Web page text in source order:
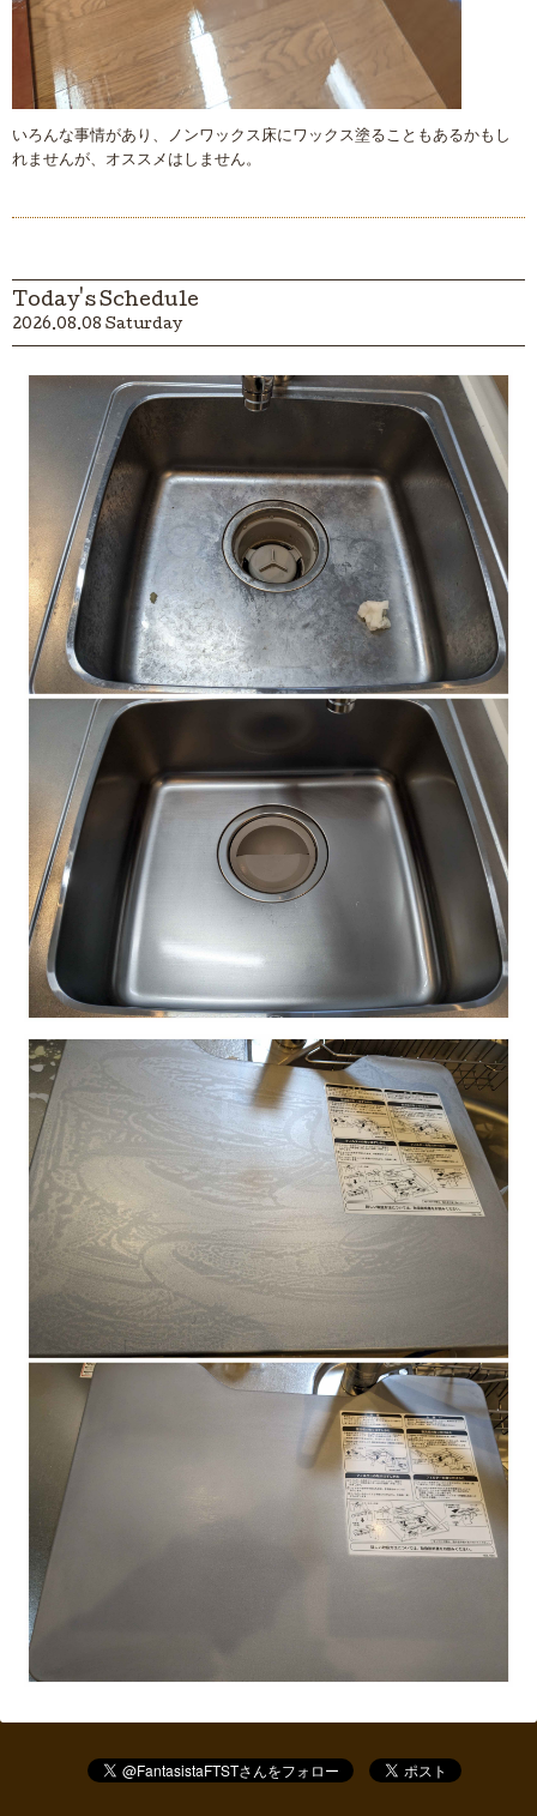
いろんな事情があり、ノンワックス床にワックス塗ることもあるかもし
れませんが、オススメはしません。
Today's Schedule
2026.08.08 Saturday